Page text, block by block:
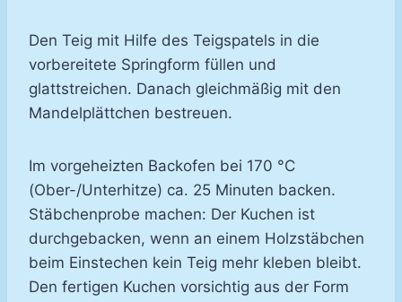
Den Teig mit Hilfe des Teigspatels in die
vorbereitete Springform füllen und
glattstreichen. Danach gleichmäßig mit den
Mandelplättchen bestreuen.
Im vorgeheizten Backofen bei 170 °C
(Ober-/Unterhitze) ca. 25 Minuten backen.
Stäbchenprobe machen: Der Kuchen ist
durchgebacken, wenn an einem Holzstäbchen
beim Einstechen kein Teig mehr kleben bleibt.
Den fertigen Kuchen vorsichtig aus der Form